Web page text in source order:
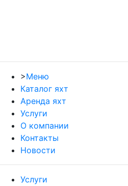
>Меню
Каталог яхт
Аренда яхт
Услуги
О компании
Контакты
Новости
Услуги